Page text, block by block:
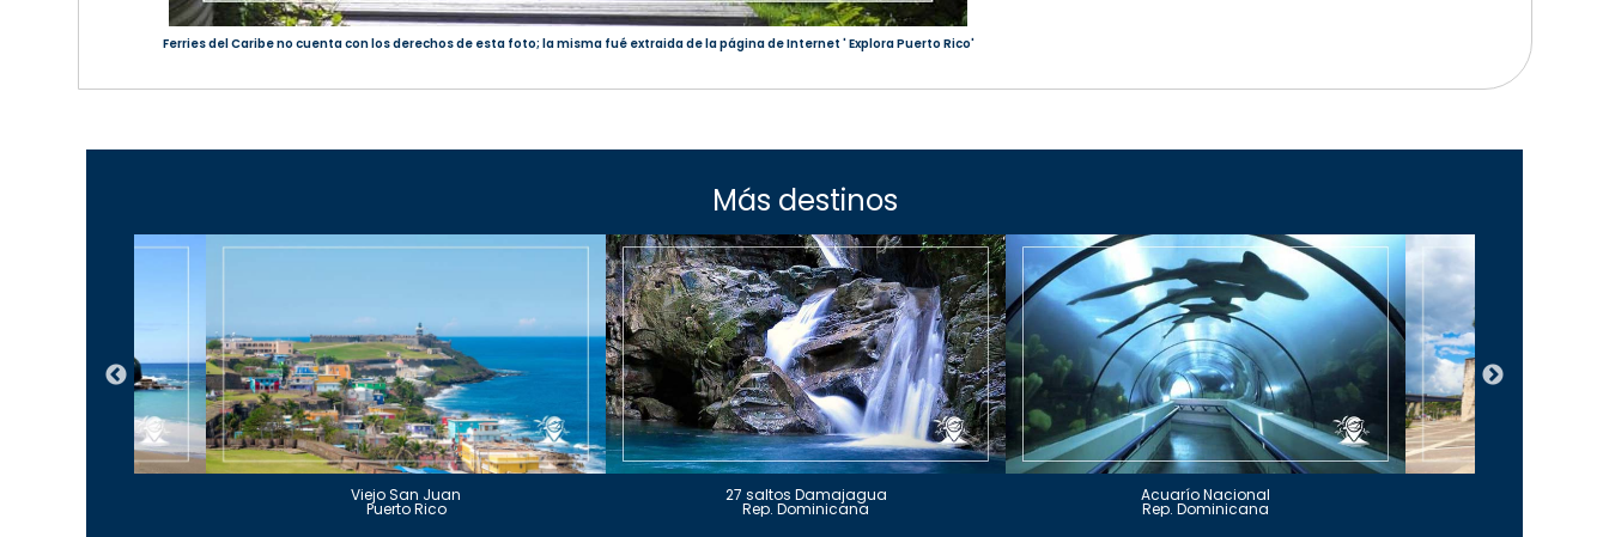
Ferries del Caribe no cuenta con los derechos de esta foto; la misma fué extraida de la página de Internet ' Explora Puerto Rico'
Más destinos
Viejo San Juan
Puerto Rico
27 saltos Damajagua
Rep. Dominicana
Acuarío Nacional
Rep. Dominicana